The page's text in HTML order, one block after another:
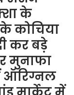
के
कोचिया
कर बड़े
मुनाफा
ऑरिग्नल